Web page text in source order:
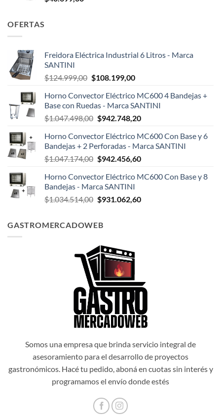
OFERTAS
Freidora Eléctrica Industrial 6 Litros - Marca
SANTINI
$124.999,00 El
original
era:
$124.999,00.
$108.199,00El
actual
es:
$108.199,00.
Horno Convector Eléctrico MC600 4 Bandejas +
Base con Ruedas - Marca SANTINI
$1.047.498,00 El
original
era:
$1.047.498,00.
$942.748,20El
actual
es:
$942.748,20.
Horno Convector Eléctrico MC600 Con Base y 6
Bandejas + 2 Perforadas - Marca SANTINI
$1.047.174,00 El
original
era:
$1.047.174,00.
$942.456,60El
actual
$942.456,60.
Horno Convector Eléctrico MC600 Con Base y 8
Bandejas - Marca SANTINI
$1.034.514,00 El
era:
$931.062,60El
GASTROMERCADOWEB
Somos una empresa que brinda servicio integral de
asesoramiento para el desarrollo de proyectos
gastronómicos. Hacé tu pedido, aboná en cuotas sin interés y
programamos el envío donde estés